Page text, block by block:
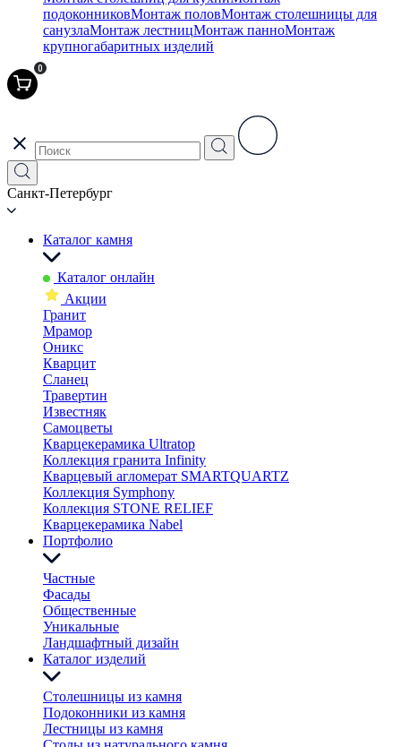
подоконниковМонтаж половМонтаж столешницы для
санузлаМонтаж лестницМонтаж панноМонтаж
крупногабаритных изделий
0
Санкт-Петербург
Каталог камня
Каталог онлайн
Акции
Гранит
Мрамор
Оникс
Кварцит
Сланец
Травертин
Известняк
Самоцветы
Кварцекерамика Ultratop
Коллекция гранита Infinity
Кварцевый агломерат SMARTQUARTZ
Коллекция Symphony
Коллекция STONE RELIEF
Кварцекерамика Nabel
Портфолио
Частные
Фасады
Общественные
Уникальные
Ландшафтный дизайн
Каталог изделий
Столешницы из камня
Подоконники из камня
Лестницы из камня